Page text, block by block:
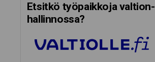
Etsitkö työpaikkoja valtion­
hal­lin­nossa?